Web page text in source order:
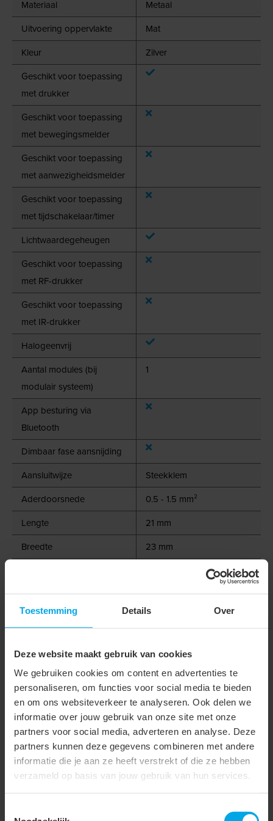
Toestemming Details Over
Deze website maakt gebruik van cookies
We gebruiken cookies om content en advertenties te
personaliseren, om functies voor social media te bieden
en om ons websiteverkeer te analyseren. Ook delen we
informatie over jouw gebruik van onze site met onze
partners voor social media, adverteren en analyse. Deze
partners kunnen deze gegevens combineren met andere
informatie die je aan ze heeft verstrekt of die ze hebben
verzameld op basis van jouw gebruik van hun services.
Materiaal
Metaal
Uitvoering oppervlakte
Mat
Kleur
Zilver
Geschikt voor toepassing
met drukker
Geschikt voor toepassing
met bewegingsmelder
Geschikt voor toepassing
met aanwezigheidsmelder
Geschikt voor toepassing
met tijdschakelaar/timer
Lichtwaardegeheugen
Geschikt voor toepassing
met RF-drukker
Geschikt voor toepassing
met IR-drukker
Halogeenvrij
Aantal modules (bij
modulair systeem)
1
App besturing via
Bluetooth
Dimbaar fase aansnijding
Aansluitwijze
Steekklem
Aderdoorsnede
0.5 - 1.5 mm²
Lengte
21 mm
Breedte
23 mm
Min. diepte van de
inbouwdoos
12 mm
Meer laden
Gerelateerde producten
890300- BIKKEL LED
200